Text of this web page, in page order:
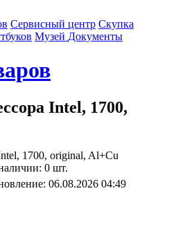
Сервисный центр Cкупка
Музей Документы
Intel, 1700,
0 шт.
06.08.2026 04:49